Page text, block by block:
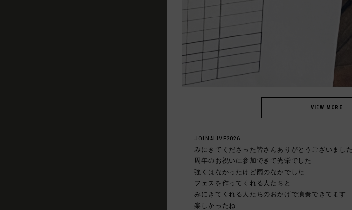
JOINALIVE2026
みにきてくださった皆さんありがとうございました
周年のお祝いに参加できて光栄でした
強くはなかったけど雨のなかでした
フェスを作ってくれる人たちと
みにきてくれる人たちのおかげで演奏できてます
楽しかったね